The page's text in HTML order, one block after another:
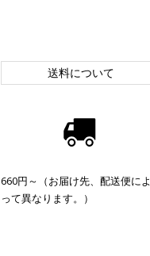
送料について
660円～（お届け先、配送便によ
って異なります。）